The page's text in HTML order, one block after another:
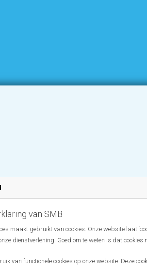
van SMB
maakt gebruikt van cookies. Onze website laat
dienstverlening. Goed om te weten is dat
van functionele cookies op onze website. Deze